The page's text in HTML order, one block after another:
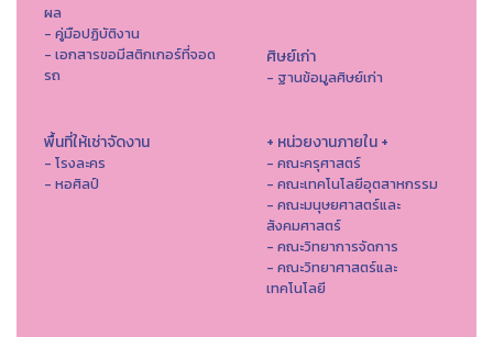
ผล
- คู่มือปฏิบัติงาน
- เอกสารขอมีสติกเกอร์ที่จอด
รถ
ศิษย์เก่า
- ฐานข้อมูลศิษย์เก่า
พื้นที่ให้เช่าจัดงาน
- โรงละคร
- หอศิลป์
+ หน่วยงานภายใน +
- คณะครุศาสตร์
- คณะเทคโนโลยีอุตสาหกรรม
- คณะมนุษยศาสตร์และ
สังคมศาสตร์
- คณะวิทยาการจัดการ
- คณะวิทยาศาสตร์และ
เทคโนโลยี